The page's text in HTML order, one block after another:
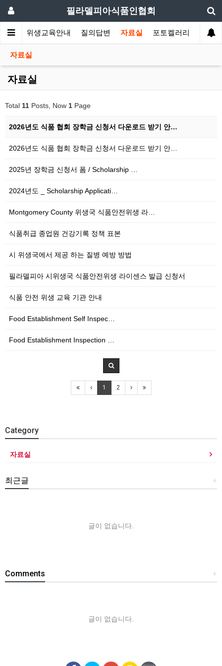
필라델피아식품인협회
식 위생교육안내 질의답변 자료실 포토켈러리
자료실
자료실
Total 11 Posts, Now 1 Page
2026년도 식품 협회 장학금 신청서 다운로드 받기 안…
2026년도 식품 협회 장학금 신청서 다운로드 받기 안…
2025년 장학금 신청서 폼 / Scholarship …
2024년도 _ Scholarship Applicati…
Montgomery County 위생국 식품안전위생 라…
식품취급 종업원 건강기록 정책 표본
시 위생국에서 제공 하는 질병 예방 방법
필라델피아 시위생국 식품안전위생 라이센스 발급 신청서
식품 안전 위생 교육 기관 안내
Food Establishment Self Inspec…
Food Establishment Inspection …
1 2
Category
자료실
+
최근글
글이 없습니다.
+
Comments
글이 없습니다.